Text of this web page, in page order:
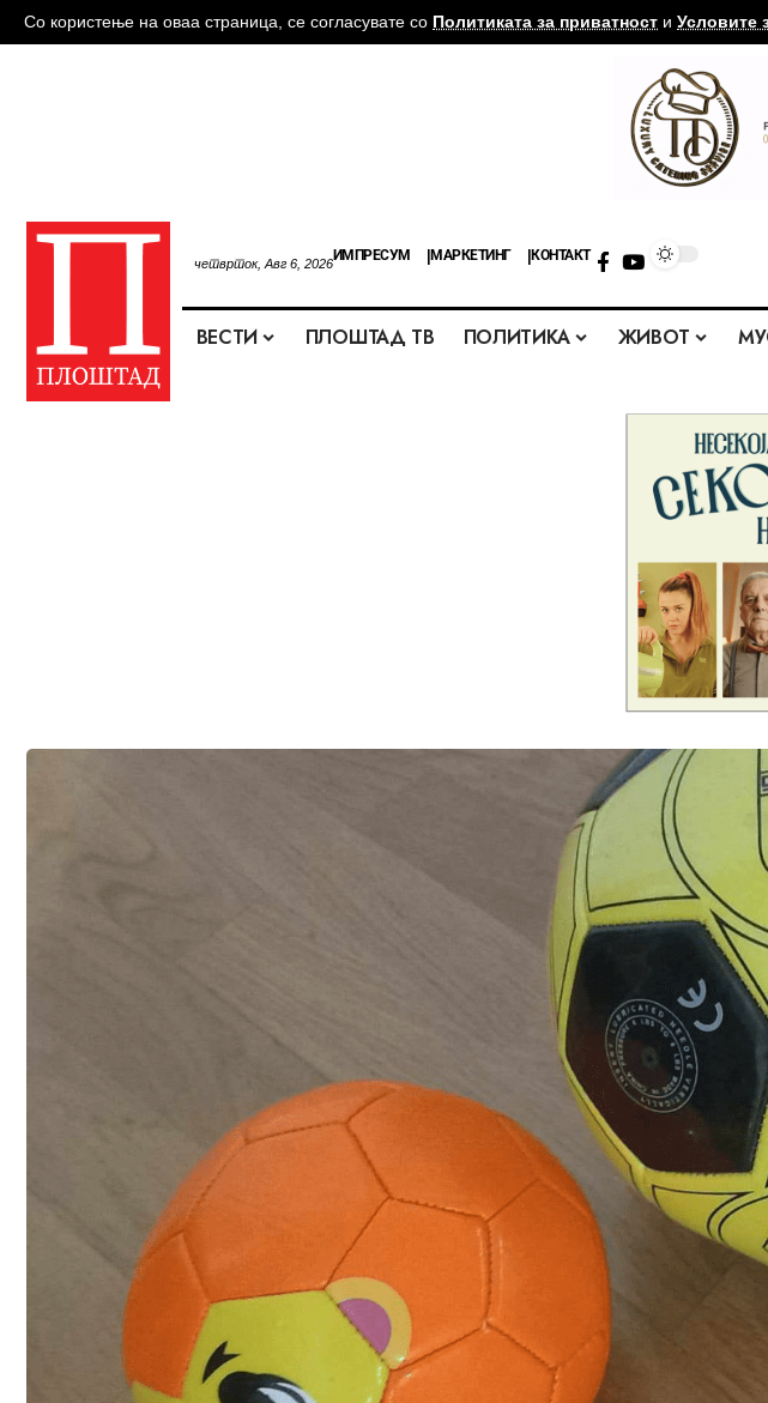
Со користење на оваа страница, се согласувате со Политиката за приватност и Условите
четврток, Авг 6, 2026ИМПРЕСУМ МАРКЕТИНГ КОНТАКТ
ВЕСТИ ПЛОШТАД ТВ ПОЛИТИКА ЖИВОТ